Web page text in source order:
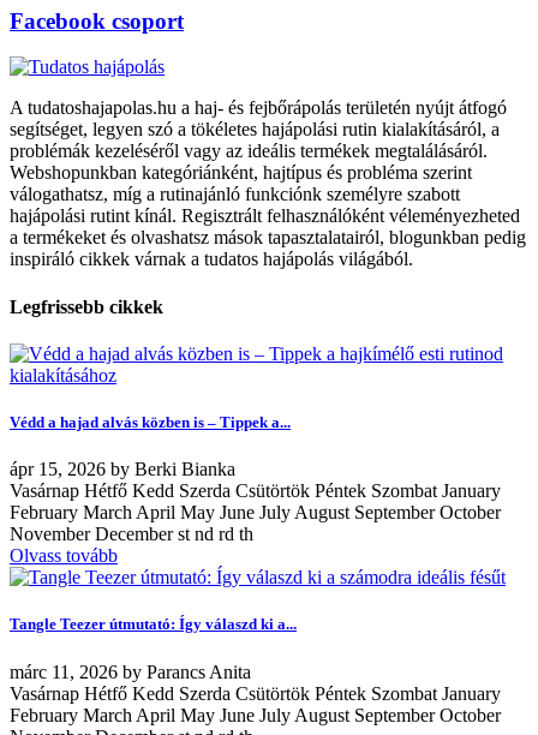
Facebook csoport
A tudatoshajapolas.hu a haj- és fejbőrápolás területén nyújt átfogó
segítséget, legyen szó a tökéletes hajápolási rutin kialakításáról, a
problémák kezeléséről vagy az ideális termékek megtalálásáról.
Webshopunkban kategóriánként, hajtípus és probléma szerint
válogathatsz, míg a rutinajánló funkciónk személyre szabott
hajápolási rutint kínál. Regisztrált felhasználóként véleményezheted
a termékeket és olvashatsz mások tapasztalatairól, blogunkban pedig
inspiráló cikkek várnak a tudatos hajápolás világából.
Legfrissebb cikkek
Védd a hajad alvás közben is – Tippek a...
ápr 15, 2026 by Berki Bianka
Vasárnap Hétfő Kedd Szerda Csütörtök Péntek Szombat January
February March April May June July August September October
November December st nd rd th
Olvass tovább
Tangle Teezer útmutató: Így válaszd ki a...
márc 11, 2026 by Parancs Anita
Vasárnap Hétfő Kedd Szerda Csütörtök Péntek Szombat January
February March April May June July August September October